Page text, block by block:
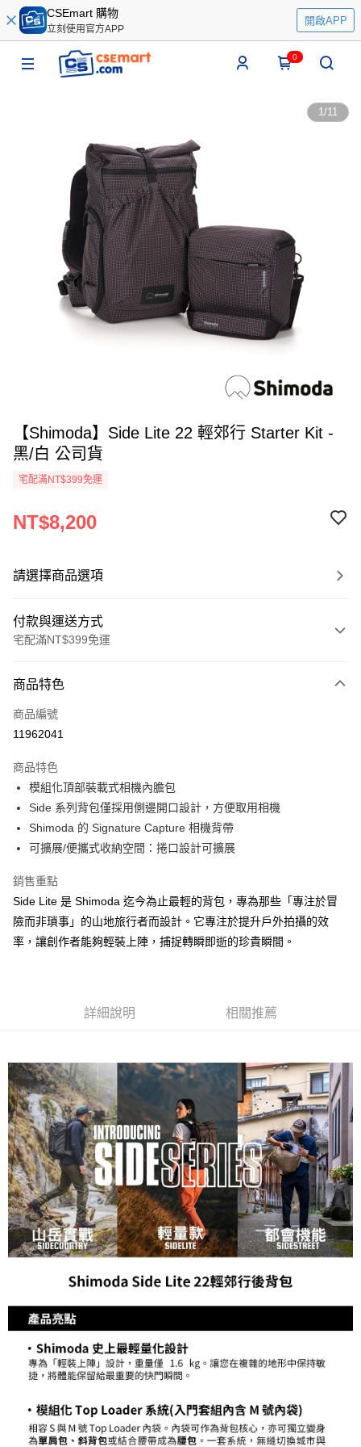
CSEmart 購物
立刻使用官方APP
開啟APP
0
1/11
【Shimoda】Side Lite 22 輕郊行 Starter Kit -
黑/白 公司貨
宅配滿NT$399免運
NT$8,200
請選擇商品選項
付款與運送方式
宅配滿NT$399免運
信用卡一次付款
信用卡分期付款
合作金庫商業銀行
華南商業銀行
上海商業儲蓄銀行
台北富邦商業銀行
國泰世華商業銀行
兆豐國際商業銀行
臺灣中小企業銀行
台中商業銀行
聯邦商業銀行
元大商業銀行
永豐商業銀行
台新國際商業銀行
中國信託商業銀行
台灣樂天信用卡公司
6 期 0 利率 每期
華南商業銀行
彰化商業銀行
上海商業儲蓄銀行
台北富邦商業銀行
國泰世華商業銀行
兆豐國際商業銀行
匯豐（台灣）商業銀行
聯邦商業銀行
遠東國際商業銀行
元大商業銀行
永豐商業銀行
玉山商業銀行
星展（台灣）商業銀行
12 期 0 利率 每期 NT$683
合作金庫商業銀行
第一商業銀行
上海商業儲蓄銀行
台北富邦商業銀行
國泰世華商業銀行
臺灣中小企業銀行
匯豐（台灣）商業銀行
華泰商業銀行
聯邦商業銀行
遠東國際商業銀行
元大商業銀行
永豐商業銀行
LINE Pay
Apple Pay
街口支付
悠遊付
Google Pay
【關於「AFTEE先享後付」】
AFTEE先享後付是「在收到商品之後才付款」的支付方式。 讓您購物簡單
便利好安心！
１．簡單：不需註冊會員、不需綁卡、不需儲值。
２．便利：只要手機號碼，簡訊認證，即可結帳。
３．安心：先確認商品／服務後，再付款。
【「AFTEE先享後付」結帳流程】
１．於結帳方式選擇「AFTEE先享後付」後，將跳轉至「AFTEE先享後付」
結帳頁面，進行簡訊認證並確認金額後，即可完成結帳。
２．訂單成立數日內，您將收到繳費通知簡訊。
３．收到繳費通知簡訊後14天內，點擊此簡訊中的連結，可透過四大超商／
ATM／網路銀行／等多元方式進行付款，方視為交易完成。
購買商品的店家。未經商家同意取消之訂單仍視為有效，需透過AFTEE先享
※ 交易是否成功請以「AFTEE先享後付 」之結帳頁面顯示為準，若有關於
是否繳費成功／繳費後需取消欲退款等相關疑問，請聯繫「AFTEE先享後付
【注意事項】
１．透過由恩沛科技股份有限公司提供之「AFTEE先享後付」服務完成之交
權轉讓予恩沛科技股份有限公司。
２．關於個人資料處理事宜，請瀏覽以下網址：
https://aftee.tw/terms/#terms3
ATM付款
運送方式
宅配
每筆NT$75，滿NT$399(含以上)免運費
付款後門市自取
免運費
商品特色
商品編號
11962041
商品特色
模組化頂部裝載式相機內膽包
Side 系列背包僅採用側邊開口設計，方便取用相機
Shimoda 的 Signature Capture 相機背帶
可擴展/便攜式收納空間：捲口設計可擴展
銷售重點
Side Lite 是 Shimoda 迄今為止最輕的背包，專為那些「專注於冒
險而非瑣事」的山地旅行者而設計。它專注於提升戶外拍攝的效
率，讓創作者能夠輕裝上陣，捕捉轉瞬即逝的珍貴瞬間。
詳細說明 相關推薦